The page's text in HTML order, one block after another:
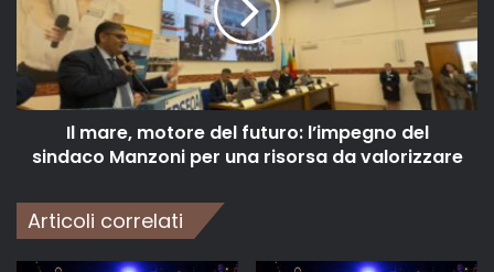
Il mare, motore del futuro: l’impegno del
sindaco Manzoni per una risorsa da valorizzare
Articoli correlati